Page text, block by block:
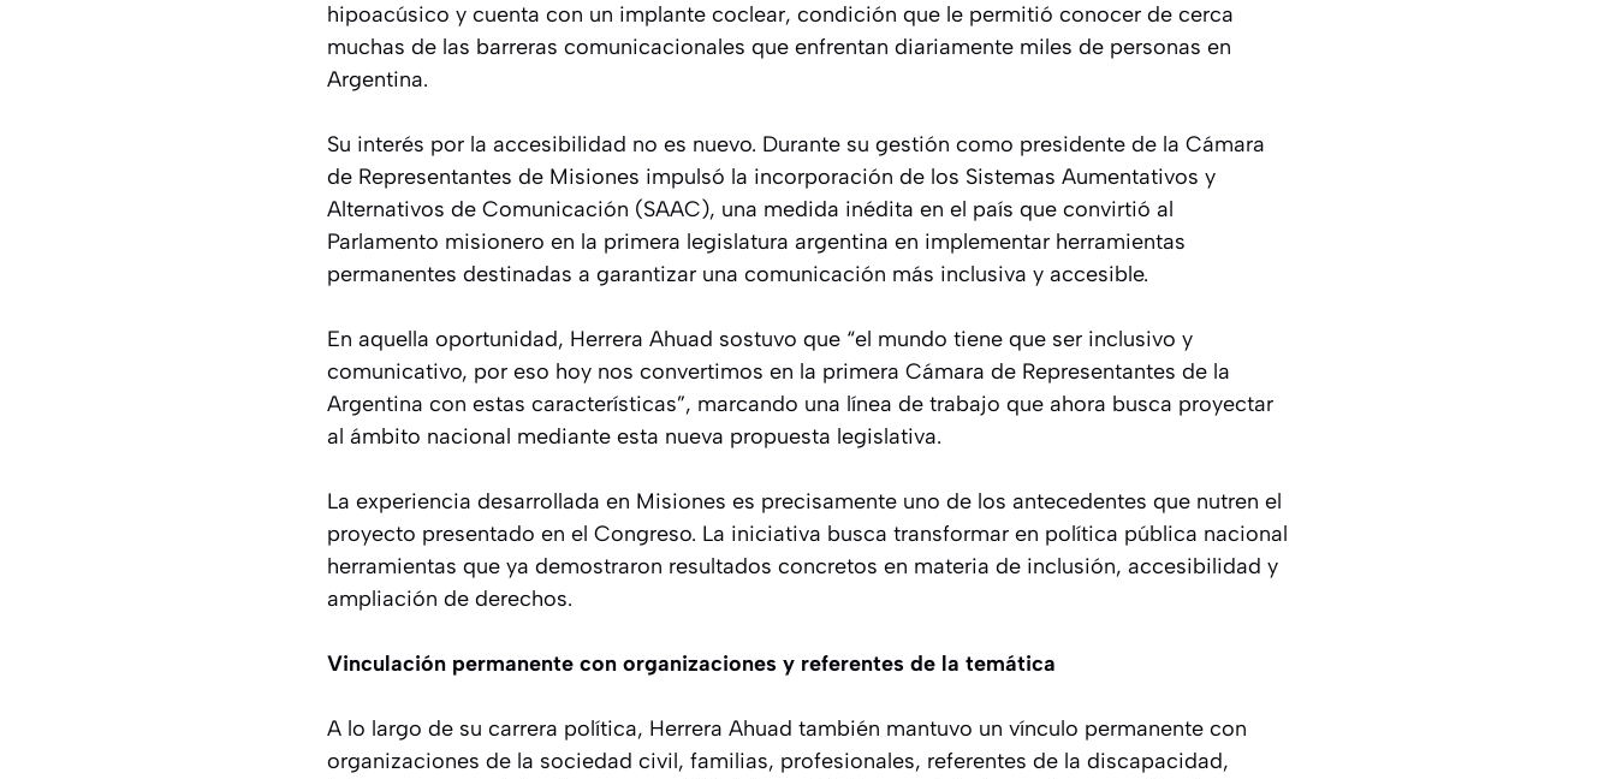
hipoacúsico y cuenta con un implante coclear, condición que le permitió conocer de cerca
muchas de las barreras comunicacionales que enfrentan diariamente miles de personas en
Argentina.
Su interés por la accesibilidad no es nuevo. Durante su gestión como presidente de la Cámara
de Representantes de Misiones impulsó la incorporación de los Sistemas Aumentativos y
Alternativos de Comunicación (SAAC), una medida inédita en el país que convirtió al
Parlamento misionero en la primera legislatura argentina en implementar herramientas
permanentes destinadas a garantizar una comunicación más inclusiva y accesible.
En aquella oportunidad, Herrera Ahuad sostuvo que “el mundo tiene que ser inclusivo y
comunicativo, por eso hoy nos convertimos en la primera Cámara de Representantes de la
Argentina con estas características”, marcando una línea de trabajo que ahora busca proyectar
al ámbito nacional mediante esta nueva propuesta legislativa.
La experiencia desarrollada en Misiones es precisamente uno de los antecedentes que nutren el
proyecto presentado en el Congreso. La iniciativa busca transformar en política pública nacional
herramientas que ya demostraron resultados concretos en materia de inclusión, accesibilidad y
ampliación de derechos.
Vinculación permanente con organizaciones y referentes de la temática
A lo largo de su carrera política, Herrera Ahuad también mantuvo un vínculo permanente con
organizaciones de la sociedad civil, familias, profesionales, referentes de la discapacidad,